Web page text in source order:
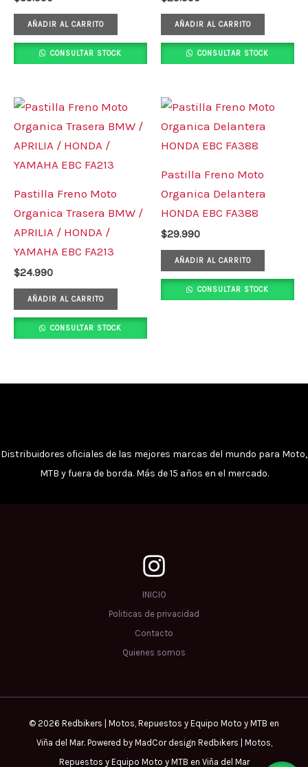
AÑADIR AL CARRITO
CONSULTAR STOCK
AÑADIR AL CARRITO
CONSULTAR STOCK
Pastilla Freno Moto
Organica Trasera BMW /
APRILIA / HONDA /
YAMAHA EBC FA213
$24.990
AÑADIR AL CARRITO
CONSULTAR STOCK
Pastilla Freno Moto
Organica Delantera
HONDA EBC FA388
$29.990
AÑADIR AL CARRITO
CONSULTAR STOCK
Distribuidores oficiales de las mejores marcas del mundo para Moto,
MTB y fuera de borda. Más de 15 años en el mercado.
INICIO
Politicas de privacidad
Contacto
Quienes somos
© 2026 Redbikers | Motos, Repuestos y Equipo Moto y MTB en
Viña del Mar. Powered by MadCor design Redbikers | Motos,
Repuestos y Equipo Moto y MTB en Viña del Mar